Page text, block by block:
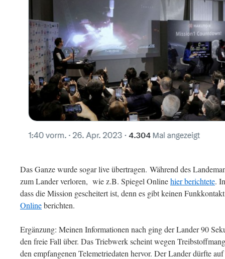
Das Ganze wurde sogar live übertragen. Während des
zum Lander verloren, wie z.B. Spiegel Onlinehier berichtete.
dass die Mission gescheitert ist, denn es gibt keinen
Onlineberichten.
Ergänzung: Meinen Informationen nach ging der Lander 90
den freie Fall über. Das Triebwerk scheint wegen
den empfangenen Telemetriedaten hervor. Der Lander dürfte